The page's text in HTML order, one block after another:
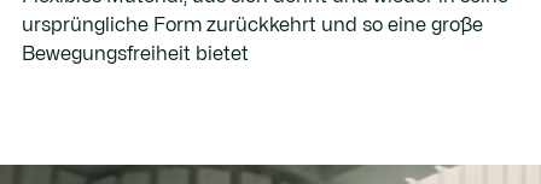
ursprüngliche Form zurückkehrt und so eine große
Bewegungsfreiheit bietet